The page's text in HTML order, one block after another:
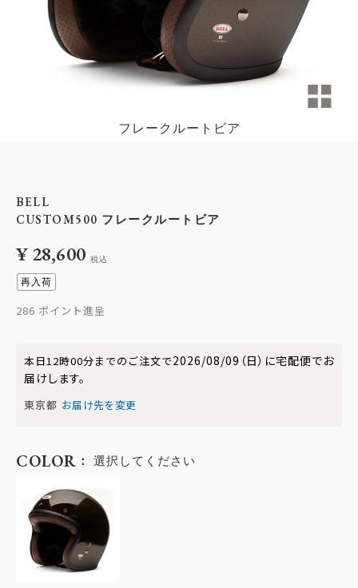
フレークルートビア
BELL
CUSTOM500 フレークルートビア
¥28,600 税込
再入荷
286
本日12時00分までのご注文で2026/08/09（日） に宅配便でお
届けします。
東京都 お届け先を変更
COLOR 選択してください